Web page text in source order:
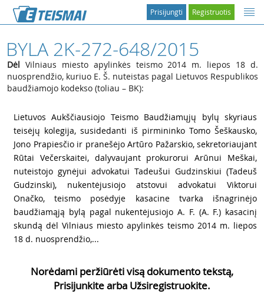
Registruotis
Prisijungti
BYLA 2K-272-648/2015
Dėl Vilniaus miesto apylinkės teismo 2014 m. liepos 18 d.
nuosprendžio, kuriuo E. Š. nuteistas pagal Lietuvos Respublikos
baudžiamojo kodekso (toliau – BK):
Lietuvos Aukščiausiojo Teismo Baudžiamųjų bylų skyriaus
teisėjų kolegija, susidedanti iš pirmininko Tomo Šeškausko,
Jono Prapiesčio ir pranešėjo Artūro Pažarskio, sekretoriaujant
Rūtai Večerskaitei, dalyvaujant prokurorui Arūnui Meškai,
nuteistojo gynėjui advokatui Tadeušui Gudzinskiui (Tadeuš
Gudzinski), nukentėjusiojo atstovui advokatui Viktorui
Onačko, teismo posėdyje kasacine tvarka išnagrinėjo
baudžiamąją bylą pagal nukentėjusiojo A. F. (A. F.) kasacinį
skundą dėl Vilniaus miesto apylinkės teismo 2014 m. liepos
18 d. nuosprendžio,...
Norėdami peržiūrėti visą dokumento tekstą,
Prisijunkite arba Užsiregistruokite.